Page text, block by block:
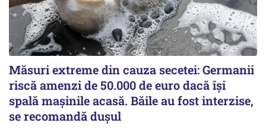
Măsuri extreme din cauza secetei: Germanii
riscă amenzi de 50.000 de euro dacă își
spală mașinile acasă. Băile au fost interzise,
se recomandă dușul